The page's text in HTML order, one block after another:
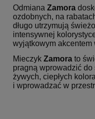
Odmiana Zamora
ozdobnych, na
długo utrzymują
intensywnej
wyjątkowym akcentem
Mieczyk Zamora to
pragną wprowadzić
żywych, ciepłych
i wprowadzać w